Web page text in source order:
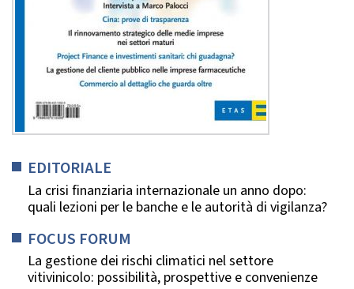
EDITORIALE
La crisi finanziaria internazionale un anno dopo:
quali lezioni per le banche e le autorità di vigilanza?
FOCUS FORUM
La gestione dei rischi climatici nel settore
vitivinicolo: possibilità, prospettive e convenienze